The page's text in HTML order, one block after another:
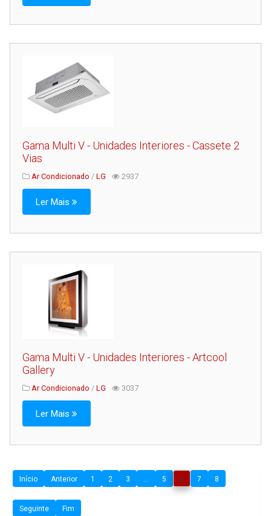
Gama Multi V - Unidades Interiores - Cassete 2
Vias
Ar Condicionado / LG 2937
Ler Mais
Gama Multi V - Unidades Interiores - Artcool
Gallery
Ar Condicionado / LG 3037
Ler Mais
Início Anterior 1 2 3 ... 5 6 7 8
Seguinte Fim